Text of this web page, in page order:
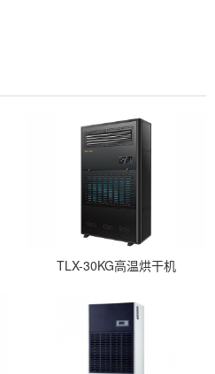
TLX-30KG高温烘干机